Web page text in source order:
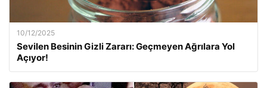
10/12/2025
Sevilen Besinin Gizli Zararı: Geçmeyen Ağrılara Yol
Açıyor!